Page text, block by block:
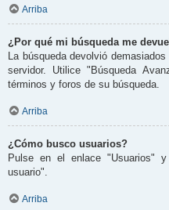
Arriba
¿Por qué mi búsqueda me
La búsqueda devolvió
servidor. Utilice "Búsqueda
términos y foros de su búsqueda.
Arriba
¿Cómo busco usuarios?
Pulse en el enlace "Usuarios"
usuario".
Arriba